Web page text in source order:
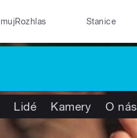
mujRozhlas Stanice
Lidé Kamery O nás